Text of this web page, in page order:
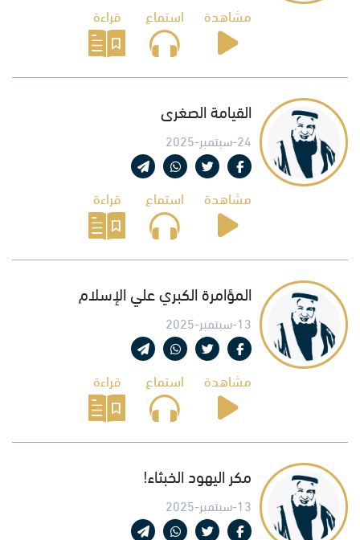
مشاهدة استماع قراءة
القيامة الصغرى
24-سبتمبر-2025
مشاهدة استماع قراءة
المؤامرة الكبري علي الإسلام
13-سبتمبر-2025
مشاهدة استماع قراءة
مكر اليهود الخبثاء!
13-سبتمبر-2025